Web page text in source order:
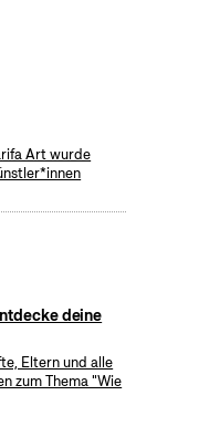
Art wurde
deine
Eltern und alle
zum Thema "Wie